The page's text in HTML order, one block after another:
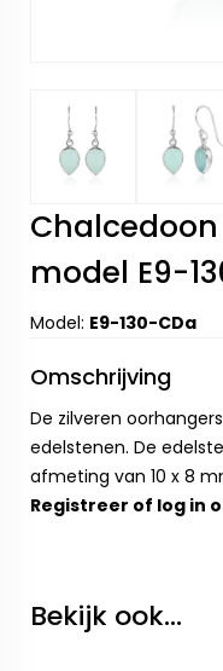
model E9-
Model: E9-130-CDa
Omschrijving
De zilveren
edelstenen. De
afmeting van 10 x 8
Registreer of log in
Bekijk ook...